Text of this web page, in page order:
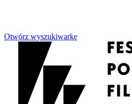
Otwórz wyszukiwarkę